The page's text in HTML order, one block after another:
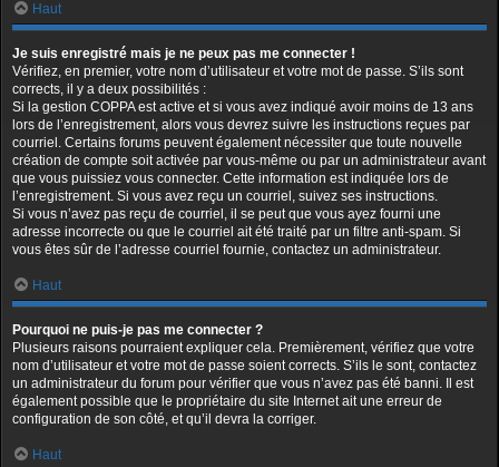
Haut
Je suis enregistré mais je ne peux pas me connecter !
Vérifiez, en premier, votre nom d’utilisateur et votre mot de passe. S’ils sont
corrects, il y a deux possibilités :
Si la gestion COPPA est active et si vous avez indiqué avoir moins de 13 ans
lors de l’enregistrement, alors vous devrez suivre les instructions reçues par
courriel. Certains forums peuvent également nécessiter que toute nouvelle
création de compte soit activée par vous-même ou par un administrateur avant
que vous puissiez vous connecter. Cette information est indiquée lors de
l’enregistrement. Si vous avez reçu un courriel, suivez ses instructions.
Si vous n’avez pas reçu de courriel, il se peut que vous ayez fourni une
adresse incorrecte ou que le courriel ait été traité par un filtre anti-spam. Si
vous êtes sûr de l’adresse courriel fournie, contactez un administrateur.
Haut
Pourquoi ne puis-je pas me connecter ?
Plusieurs raisons pourraient expliquer cela. Premièrement, vérifiez que votre
nom d’utilisateur et votre mot de passe soient corrects. S’ils le sont, contactez
un administrateur du forum pour vérifier que vous n’avez pas été banni. Il est
également possible que le propriétaire du site Internet ait une erreur de
configuration de son côté, et qu’il devra la corriger.
Haut